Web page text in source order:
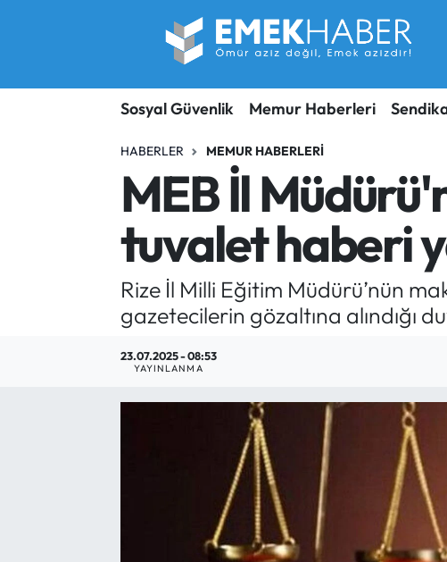
Sosyal Güvenlik Memur Haberleri
HABERLER MEMUR HABERLERI
MEB İl
tuvalet haberi
Rize İl Milli Eğitim Müdürü’nün
gazetecilerin gözaltına alındığı
23.07.2025 - 08:53
YAYINLANMA
SORU-CEVAP
Trafik Durumu
Süper Lig Puan Durumu ve Fikstür
Tüm Manşetler
Son Dakika Haberleri
Haber Arşivi